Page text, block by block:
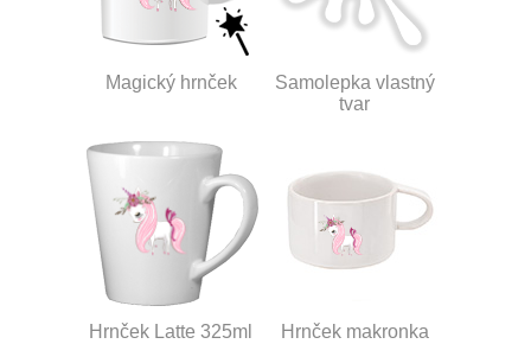
Magický hrnček
Samolepka vlastný
tvar
Hrnček Latte 325ml Hrnček makronka